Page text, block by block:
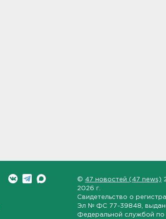
© 47 новостей (47 news)
2026 г.
Свидетельство о
Эл № ФС 77-39848 ,
Федеральной службой по